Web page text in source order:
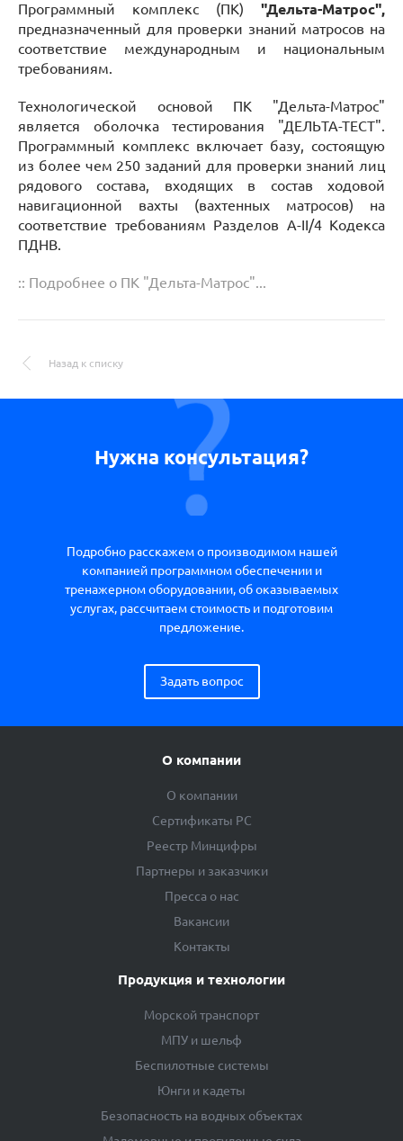
Программный комплекс (ПК) "Дельта-Матрос",
предназначенный для проверки знаний матросов на
соответствие международным и национальным
требованиям.
Технологической основой ПК "Дельта-Матрос"
является оболочка тестирования "ДЕЛЬТА-ТЕСТ".
Программный комплекс включает базу, состоящую
из более чем 250 заданий для проверки знаний лиц
рядового состава, входящих в состав ходовой
навигационной вахты (вахтенных матросов) на
соответствие требованиям Разделов A-II/4 Кодекса
ПДНВ.
:: Подробнее о ПК "Дельта-Матрос"...
Назад к списку
Нужна консультация?
Подробно расскажем о производимом нашей
компанией программном обеспечении и
тренажерном оборудовании, об оказываемых
услугах, рассчитаем стоимость и подготовим
предложение.
Задать вопрос
О компании
О компании
Сертификаты РС
Реестр Минцифры
Партнеры и заказчики
Пресса о нас
Вакансии
Контакты
Продукция и технологии
Морской транспорт
МПУ и шельф
Беспилотные системы
Юнги и кадеты
Безопасность на водных объектах